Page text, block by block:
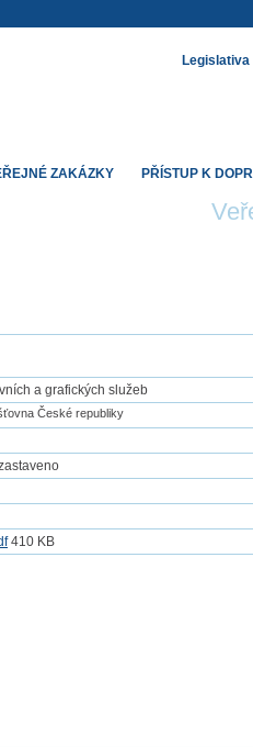
a grafických služeb
České republiky
410 KB
ZAKÁZKY PŘÍSTUP K
Legislativa